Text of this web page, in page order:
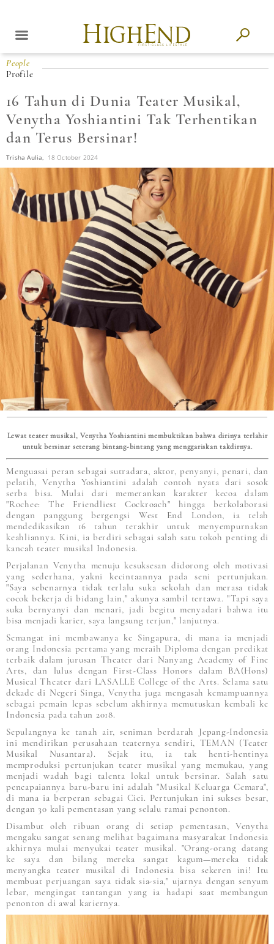
People
Profile
16 Tahun di Dunia Teater Musikal,
Venytha Yoshiantini Tak Terhentikan
dan Terus Bersinar!
Trisha Aulia, 18 October 2024
Lewat teater musikal, Venytha Yoshiantini membuktikan bahwa dirinya terlahir
untuk bersinar seterang bintang-bintang yang menggariskan takdirnya.
Menguasai peran sebagai sutradara, aktor, penyanyi, penari, dan
pelatih, Venytha Yoshiantini adalah contoh nyata dari sosok
serba bisa. Mulai dari memerankan karakter kecoa dalam
"Rochee: The Friendliest Cockroach" hingga berkolaborasi
dengan panggung bergengsi West End London, ia telah
mendedikasikan 16 tahun terakhir untuk menyempurnakan
keahliannya. Kini, ia berdiri sebagai salah satu tokoh penting di
kancah teater musikal Indonesia.
Perjalanan Venytha menuju kesuksesan didorong oleh motivasi
yang sederhana, yakni kecintaannya pada seni pertunjukan.
"Saya sebenarnya tidak terlalu suka sekolah dan merasa tidak
cocok bekerja di bidang lain," akunya sambil tertawa. "Tapi saya
suka bernyanyi dan menari, jadi begitu menyadari bahwa itu
bisa menjadi karier, saya langsung terjun," lanjutnya.
Semangat ini membawanya ke Singapura, di mana ia menjadi
orang Indonesia pertama yang meraih Diploma dengan predikat
terbaik dalam jurusan Theater dari Nanyang Academy of Fine
Arts, dan lulus dengan First-Class Honors dalam BA(Hons)
Musical Theater dari LASALLE College of the Arts. Selama satu
dekade di Negeri Singa, Venytha juga mengasah kemampuannya
sebagai pemain lepas sebelum akhirnya memutuskan kembali ke
Indonesia pada tahun 2018.
Sepulangnya ke tanah air, seniman berdarah Jepang-Indonesia
ini mendirikan perusahaan teaternya sendiri, TEMAN (Teater
Musikal Nusantara). Sejak itu, ia tak henti-hentinya
memproduksi pertunjukan teater musikal yang memukau, yang
menjadi wadah bagi talenta lokal untuk bersinar. Salah satu
pencapaiannya baru-baru ini adalah "Musikal Keluarga Cemara",
di mana ia berperan sebagai Cici. Pertunjukan ini sukses besar,
dengan 30 kali pementasan yang selalu ramai penonton.
Disambut oleh ribuan orang di setiap pementasan, Venytha
mengaku sangat senang melihat bagaimana masyarakat Indonesia
akhirnya mulai menyukai teater musikal. "Orang-orang datang
ke saya dan bilang mereka sangat kagum—mereka tidak
menyangka teater musikal di Indonesia bisa sekeren ini! Itu
membuat perjuangan saya tidak sia-sia," ujarnya dengan senyum
lebar, mengingat tantangan yang ia hadapi saat membangun
penonton di awal kariernya.